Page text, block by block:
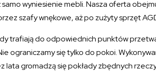
wyniesienie mebli. Nasza oferta
szafy wnękowe, aż po zużyty sprzęt
trafiają do odpowiednich punktów
ograniczamy się tylko do pokoi.
lata gromadzą się pokłady zbędnych